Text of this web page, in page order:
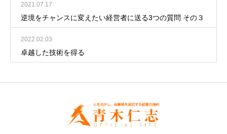
2021.07.17
逆境をチャンスに変えたい経営者に送る3つの質問 その３
2022.02.03
卓越した技術を得る